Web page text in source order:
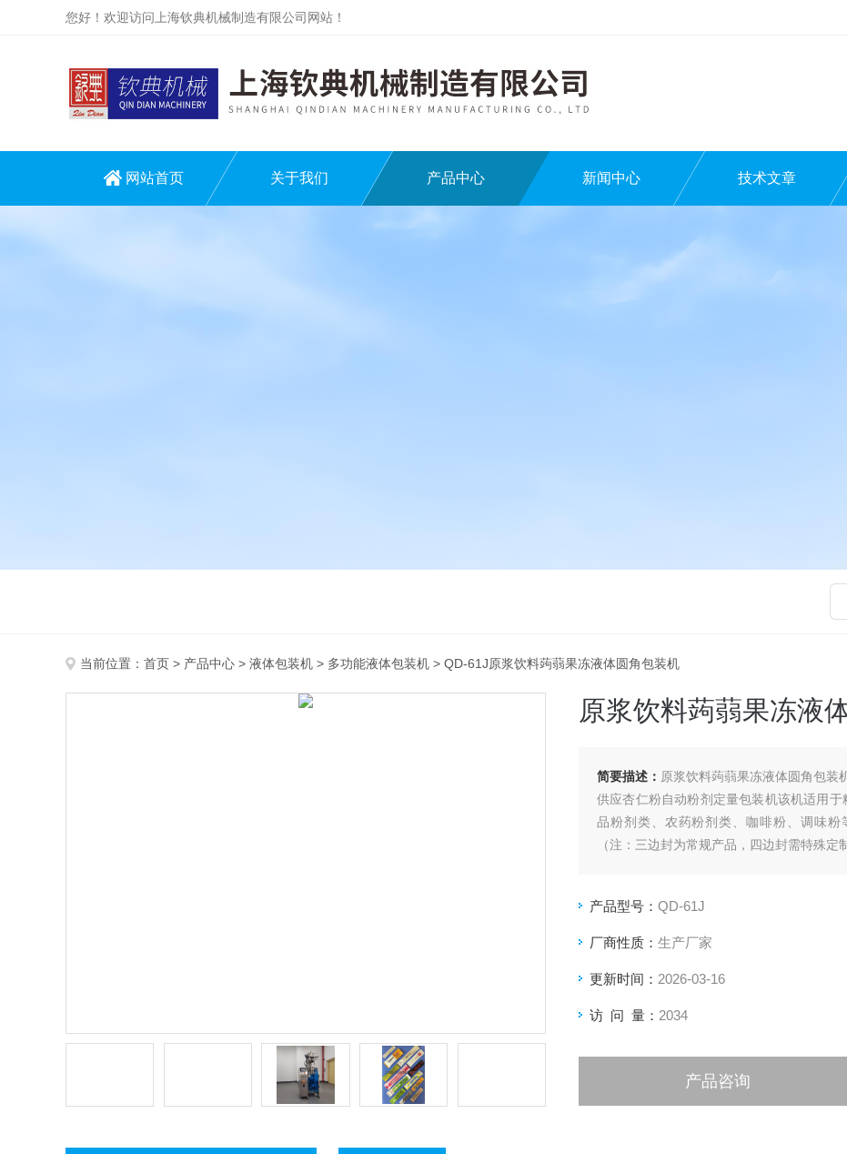
您好！欢迎访问上海钦典机械制造有限公司网站！
网站首页 关于我们 产品中心 新闻中心 技术文章
当前位置： 首页 > 产品中心 > 液体包装机 > 多功能液体包装机 > QD-61J原浆饮料蒟蒻果冻液体圆角包装机
原浆饮料蒟蒻果冻液
简要描述： 原浆饮料蒟蒻果冻液体圆角包装
供应杏仁粉自动粉剂定量包装机该机适用
品粉剂类、农药粉剂类、咖啡粉、调味粉
（注：三边封为常规产品，四边封需特殊定
产品型号： QD-61J
厂商性质： 生产厂家
更新时间： 2026-03-16
访 问 量： 2034
产品咨询